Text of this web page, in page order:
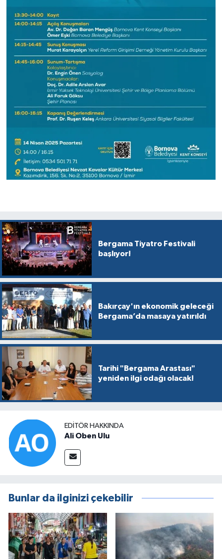
Bergama Tiyatro Festivali
başlıyor!
Bakırçay'ın ekonomik geleceği
Bergama’da masaya yatırıldı
Tarihi "Bergama Arastası"
yeniden ilgi odağı olacak!
EDITÖR HAKKINDA
Ali Oben Ulu
Bunlar da ilginizi çekebilir